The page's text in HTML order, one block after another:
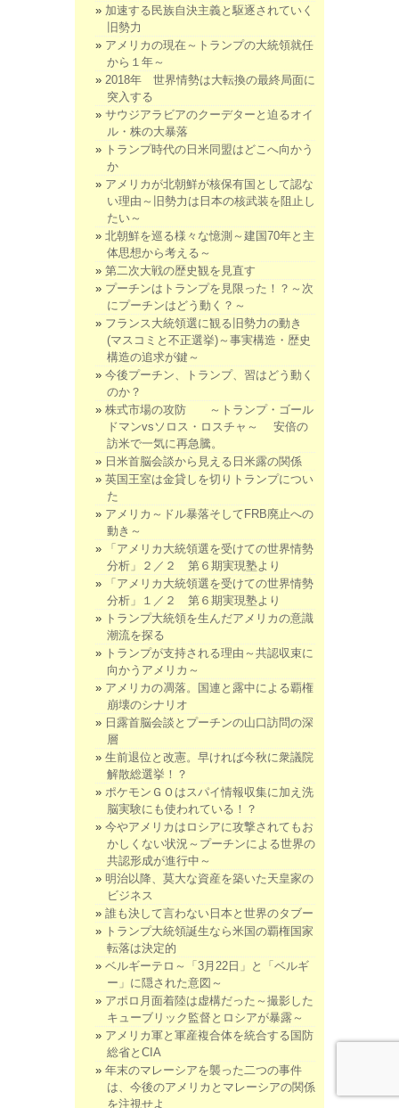
加速する民族自決主義と駆逐されていく
旧勢力
アメリカの現在～トランプの大統領就任
から１年～
2018年 世界情勢は大転換の最終局面に
突入する
サウジアラビアのクーデターと迫るオイ
ル・株の大暴落
トランプ時代の日米同盟はどこへ向かう
か
アメリカが北朝鮮が核保有国として認な
い理由～旧勢力は日本の核武装を阻止し
たい～
北朝鮮を巡る様々な憶測～建国70年と主
体思想から考える～
第二次大戦の歴史観を見直す
プーチンはトランプを見限った！？～次
にプーチンはどう動く？～
フランス大統領選に観る旧勢力の動き
(マスコミと不正選挙)～事実構造・歴史
構造の追求が鍵～
今後プーチン、トランプ、習はどう動く
のか？
株式市場の攻防 ～トランプ・ゴール
ドマンvsソロス・ロスチャ～ 安倍の
訪米で一気に再急騰。
日米首脳会談から見える日米露の関係
英国王室は金貸しを切りトランプについ
た
アメリカ～ドル暴落そしてFRB廃止への
動き～
「アメリカ大統領選を受けての世界情勢
分析」２／２ 第６期実現塾より
「アメリカ大統領選を受けての世界情勢
分析」１／２ 第６期実現塾より
トランプ大統領を生んだアメリカの意識
潮流を探る
トランプが支持される理由～共認収束に
向かうアメリカ～
アメリカの凋落。国連と露中による覇権
崩壊のシナリオ
日露首脳会談とプーチンの山口訪問の深
層
生前退位と改憲。早ければ今秋に衆議院
解散総選挙！？
ポケモンＧＯはスパイ情報収集に加え洗
脳実験にも使われている！？
今やアメリカはロシアに攻撃されてもお
かしくない状況～プーチンによる世界の
共認形成が進行中～
明治以降、莫大な資産を築いた天皇家の
ビジネス
誰も決して言わない日本と世界のタブー
トランプ大統領誕生なら米国の覇権国家
転落は決定的
ベルギーテロ～「3月22日」と「ベルギ
ー」に隠された意図～
アポロ月面着陸は虚構だった～撮影した
キューブリック監督とロシアが暴露～
アメリカ軍と軍産複合体を統合する国防
総省とCIA
年末のマレーシアを襲った二つの事件
は、今後のアメリカとマレーシアの関係
を注視せよ